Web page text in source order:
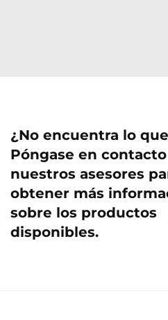
¿No encuentra lo
Póngase en
nuestros asesores
obtener más
sobre los productos
disponibles.